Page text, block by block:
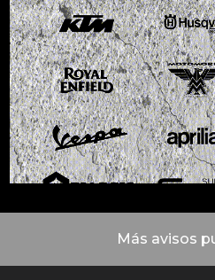
Más avisos